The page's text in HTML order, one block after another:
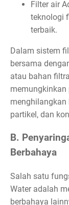
Filter air
teknologi
terbaik.
Dalam sistem
bersama
atau bahan
memungkinkan
menghilangkan
partikel, dan
B.
Berbahaya
Salah satu
Water adalah
berbahaya